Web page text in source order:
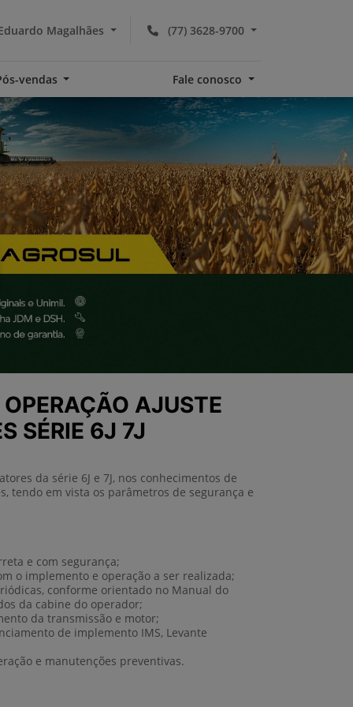
(77) 3628-9700
Magalhães
vendas Fale conosco
AJUSTE
SÉRIE 6J 7J
da série 6J e 7J, nos conhecimentos de
tendo em vista os parâmetros de segurança e
e com segurança;
o implemento e operação a ser realizada;
conforme orientado no Manual do
da cabine do operador;
da transmissão e motor;
de implemento IMS, Levante
e manutenções preventivas.